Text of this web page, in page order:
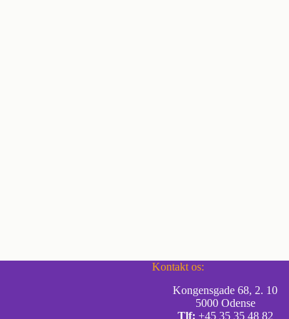
Kontakt os:
Kongensgade 68, 2. 10
5000 Odense
Tlf: +45 35 35 48 82